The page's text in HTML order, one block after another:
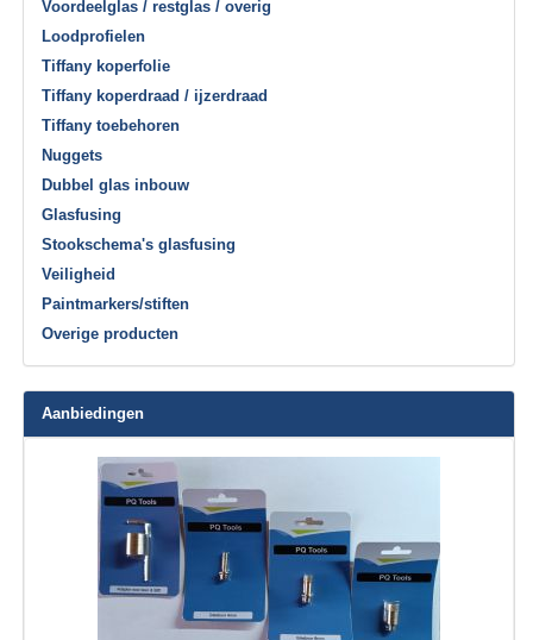
Voordeelglas / restglas / overig
Loodprofielen
Tiffany koperfolie
Tiffany koperdraad / ijzerdraad
Tiffany toebehoren
Nuggets
Dubbel glas inbouw
Glasfusing
Stookschema's glasfusing
Veiligheid
Paintmarkers/stiften
Overige producten
Aanbiedingen